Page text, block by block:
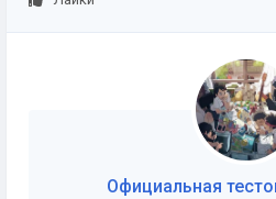
Официальная